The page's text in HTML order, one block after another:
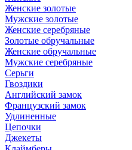
Женские золотые
Мужские золотые
Женские серебряные
Золотые обручальные
Женские обручальные
Мужские серебряные
Серьги
Гвоздики
Английский замок
Французский замок
Удлиненные
Цепочки
Джекеты